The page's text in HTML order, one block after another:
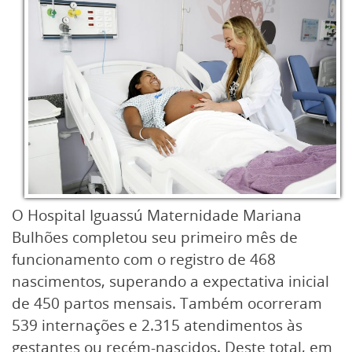
O Hospital Iguassú Maternidade Mariana
Bulhões completou seu primeiro mês de
funcionamento com o registro de 468
nascimentos, superando a expectativa inicial
de 450 partos mensais. Também ocorreram
539 internações e 2.315 atendimentos às
gestantes ou recém-nascidos. Deste total, em